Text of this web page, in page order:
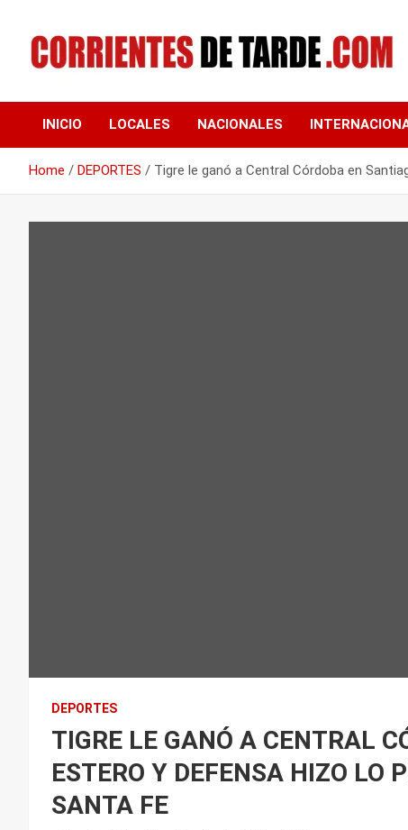
content
CORRIENTES DE
TARDE
INICIO LOCALES NACIONALES
Home DEPORTES Tigre le ganó a Central Córdoba en
DEPORTES
TIGRE LE GANÓ A CENTRAL
ESTERO Y DEFENSA HIZO LO
SANTA FE